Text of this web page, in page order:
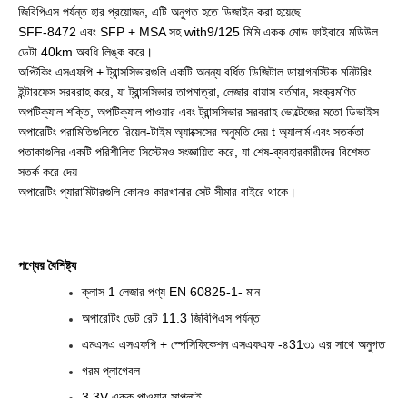
জিবিপিএস পর্যন্ত হার প্রয়োজন, এটি অনুগত হতে ডিজাইন করা হয়েছে
SFF-8472 এবং SFP + MSA সহ with9/125 মিমি একক মোড ফাইবারে মডিউল
ডেটা 40km অবধি লিঙ্ক করে।
অপ্টিকিং এসএফপি + ট্রান্সসিভারগুলি একটি অনন্য বর্ধিত ডিজিটাল ডায়াগনস্টিক মনিটরিং
ইন্টারফেস সরবরাহ করে, যা ট্রান্সসিভার তাপমাত্রা, লেজার বায়াস বর্তমান, সংক্রমণিত
অপটিক্যাল শক্তি, অপটিক্যাল পাওয়ার এবং ট্রান্সসিভার সরবরাহ ভোল্টেজের মতো ডিভাইস
অপারেটিং পরামিতিগুলিতে রিয়েল-টাইম অ্যাক্সেসের অনুমতি দেয় t অ্যালার্ম এবং সতর্কতা
পতাকাগুলির একটি পরিশীলিত সিস্টেমও সংজ্ঞায়িত করে, যা শেষ-ব্যবহারকারীদের বিশেষত
সতর্ক করে দেয়
অপারেটিং প্যারামিটারগুলি কোনও কারখানার সেট সীমার বাইরে থাকে।
পণ্যের বৈশিষ্ট্য
ক্লাস 1 লেজার পণ্য EN 60825-1- মান
অপারেটিং ডেট রেট 11.3 জিবিপিএস পর্যন্ত
এমএসএ এসএফপি + স্পেসিফিকেশন এসএফএফ -৪31৩১ এর সাথে অনুগত
গরম প্লাগেবল